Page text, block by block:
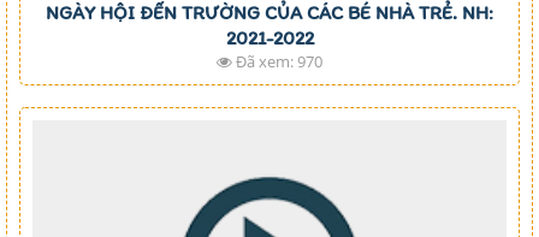
NGÀY HỘI ĐẾN TRƯỜNG CỦA CÁC BÉ NHÀ TRẺ. NH:
2021-2022
Đã xem: 970